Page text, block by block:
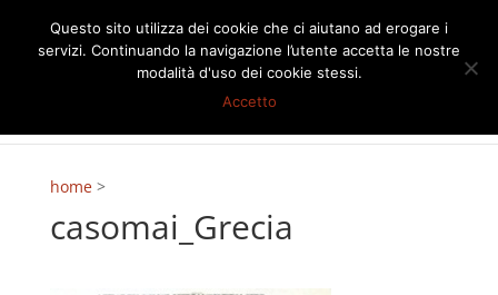
home>
casomai_Grecia
Questo sito utilizza dei cookie che ci aiutano ad erogare i
servizi. Continuando la navigazione l’utente accetta le nostre
modalità d'uso dei cookie stessi.
Accetto